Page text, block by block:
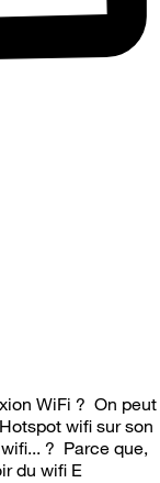
WiFi ? On peut
wifi sur son
? Parce que,
du wifi E